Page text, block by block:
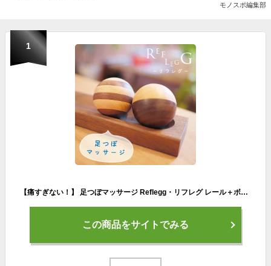
モノスポ編集部
1
【痛すぎない！】 足つぼマッサージ Reflegg・リフレグ レール＋ボール2個セット 簡単 手軽 足裏マッサージ器 気持ちいい ツボ押し 日本製 クリスマス バレンタイン ギフト おしゃれ プレゼント 誕生日 男性 女性 癒し マッサージ グッズ 送料無料 健康グッズ 雑貨 飛鳥工房
この商品をサイトでみる